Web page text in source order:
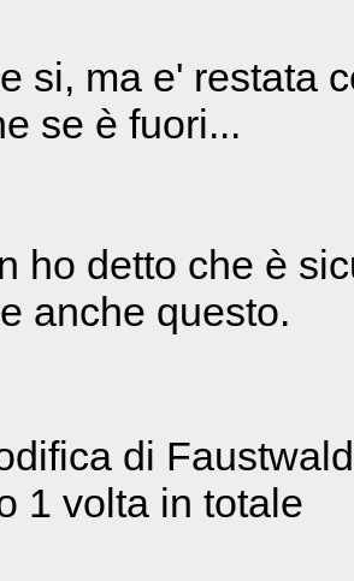
si, ma e' restata
se è fuori...
ho detto che è
anche questo.
di
1 volta in totale